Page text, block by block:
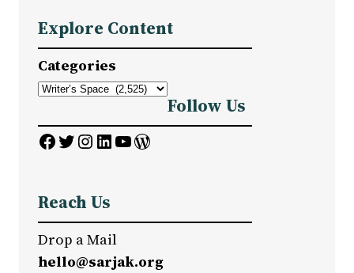
r
c
h
Explore Content
Categories
Follow Us
Facebook Twitter InstagramLinkedIn YouTube WordPress
Reach Us
Drop a Mail
hello@sarjak.org